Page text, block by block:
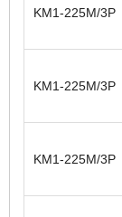
KM1-225M/3P
KM1-225M/3P
KM1-225M/3P